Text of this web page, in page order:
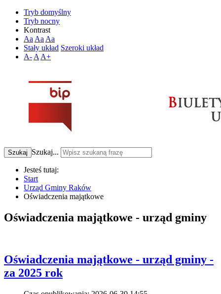
Tryb domyślny
Tryb nocny
Kontrast
Aa Aa Aa
Stały układ Szeroki układ
A- A A+
Szukaj Szukaj...
Jesteś tutaj:
Start
Urząd Gminy Raków
Oświadczenia majątkowe
Oświadczenia majątkowe - urząd gminy
Oświadczenia majątkowe - urząd gminy -
za 2025 rok